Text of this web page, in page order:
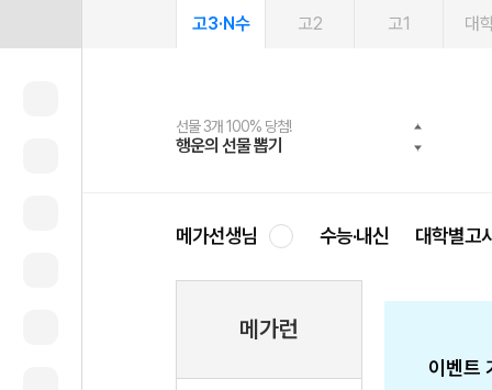
고3·N수 고2 고1 대
선물 3개 100% 당첨!
행운의 선물 뽑기
선물 100% 증정!
메가스터디 X 올리브
여름방학 스터디 캐시백
메가런 썸머스쿨
2027 러셀 단과
강사 공개선발
스마트러닝앱
설문 EVENT
메가패스
3일 무료 체험권
메가패스 수강생 무료혜택!
메가클럽 멤버십
사회공헌 캠페인
희망이룸 메가나눔
메가선생님 수능·내신 대학별고
메가런
이벤트